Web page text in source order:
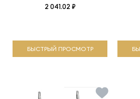
2 041.02 ₽
БЫСТРЫЙ ПРОСМОТР